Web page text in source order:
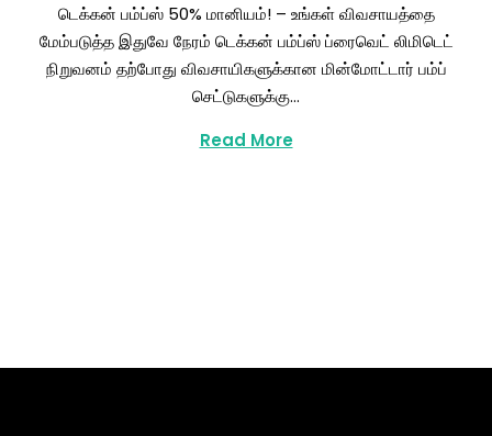
p
t
e
m
b
டெக்கன் பம்ப்ஸ் 50% மானியம்! – உங்கள் விவசாயத்தை
மேம்படுத்த இதுவே நேரம் டெக்கன் பம்ப்ஸ் ப்ரைவெட் லிமிடெட்
நிறுவனம் தற்போது விவசாயிகளுக்கான மின்மோட்டார் பம்ப்
செட்டுகளுக்கு…
Read More